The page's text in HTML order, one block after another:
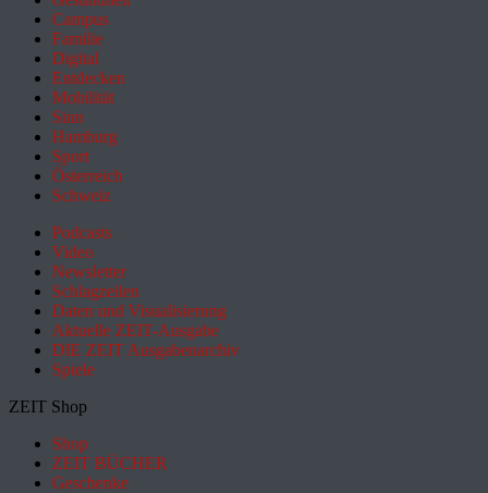
Campus
Familie
Digital
Entdecken
Mobilität
Sinn
Hamburg
Sport
Österreich
Schweiz
Podcasts
Video
Newsletter
Schlagzeilen
Daten und Visualisierung
Aktuelle ZEIT-Ausgabe
DIE ZEIT Ausgabenarchiv
Spiele
ZEIT Shop
Shop
ZEIT BÜCHER
Geschenke